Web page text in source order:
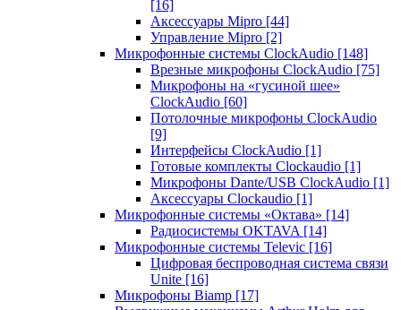
[16]
Аксессуары Mipro [44]
Управление Mipro [2]
Микрофонные системы ClockAudio [148]
Врезные микрофоны ClockAudio [75]
Микрофоны на «гусиной шее»
ClockAudio [60]
Потолочные микрофоны ClockAudio
[9]
Интерфейсы ClockAudio [1]
Готовые комплекты Clockaudio [1]
Микрофоны Dante/USB ClockAudio [1]
Аксессуары Clockaudio [1]
Микрофонные системы «Октава» [14]
Радиосистемы OKTAVA [14]
Микрофонные системы Televic [16]
Цифровая беспроводная система связи
Unite [16]
Микрофоны Biamp [17]